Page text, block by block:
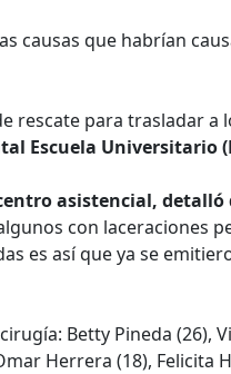
causas que habrían
rescate para trasladar a
Escuela Universitario
asistencial, detalló
con laceraciones
es así que ya se
Betty Pineda (26),
Herrera (18), Felicita